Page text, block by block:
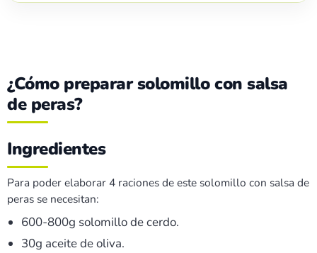
¿Cómo preparar solomillo con salsa
de peras?
Ingredientes
Para poder elaborar 4 raciones de este solomillo con salsa de
peras se necesitan:
600-800g solomillo de cerdo.
30g aceite de oliva.